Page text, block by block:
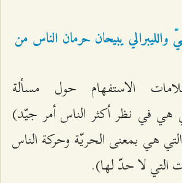
والليبرالي يبيحان حرمان الناس من
الاستفهام حول مسألة
هي في نظر أكثر الناس أمر جيّد)
(التي هي بمعنى الحريّة وحركة الناس
التي لا حدّ لها).